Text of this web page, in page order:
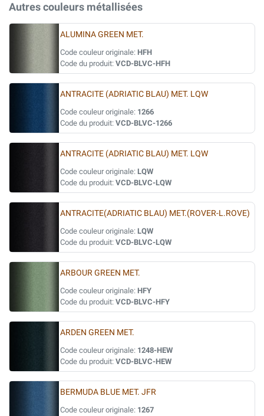
Autres couleurs métallisées
ALUMINA GREEN MET.
Code couleur originale: HFH
Code du produit: VCD-BLVC-HFH
ANTRACITE (ADRIATIC BLAU) MET. LQW
Code couleur originale: 1266
Code du produit: VCD-BLVC-1266
ANTRACITE (ADRIATIC BLAU) MET. LQW
Code couleur originale: LQW
Code du produit: VCD-BLVC-LQW
ANTRACITE(ADRIATIC BLAU) MET.(ROVER-L.ROVE)
Code couleur originale: LQW
Code du produit: VCD-BLVC-LQW
ARBOUR GREEN MET.
Code couleur originale: HFY
Code du produit: VCD-BLVC-HFY
ARDEN GREEN MET.
Code couleur originale: 1248-HEW
Code du produit: VCD-BLVC-HEW
BERMUDA BLUE MET. JFR
Code couleur originale: 1267